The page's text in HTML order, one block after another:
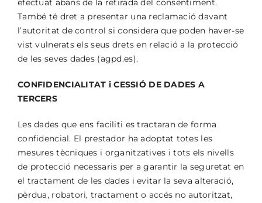
efectuat abans de la retirada del consentiment.
També té dret a presentar una reclamació davant
l’autoritat de control si considera que poden haver-se
vist vulnerats els seus drets en relació a la protecció
de les seves dades (agpd.es).
CONFIDENCIALITAT i CESSIÓ DE DADES A
TERCERS
Les dades que ens faciliti es tractaran de forma
confidencial. El prestador ha adoptat totes les
mesures tècniques i organitzatives i tots els nivells
de protecció necessaris per a garantir la seguretat en
el tractament de les dades i evitar la seva alteració,
pèrdua, robatori, tractament o accés no autoritzat,